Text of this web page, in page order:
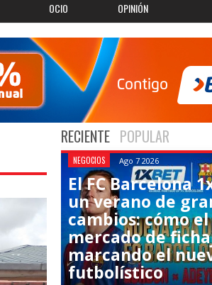
OCIO OPINIÓN
RECIENTE POPULAR
NEGOCIOS Ago 7 2026
El FC Barcelona
un verano de
cambios: cómo el
mercado de
marcando el
futbolístico